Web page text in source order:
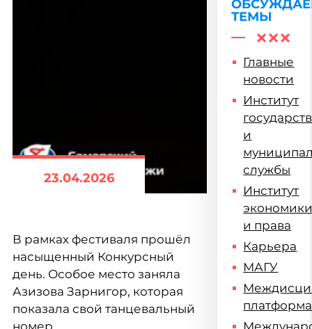
23.04.2026
В рамках фестиваля прошёл
насыщенный Конкурсный
день. Особое место заняла
Азизова Зарнигор, которая
показала свой танцевальный
номер.
ТЕМЫ
Главные
новости
Институт
и
службы
Институт
и права
Карьера
МАГУ
платформа